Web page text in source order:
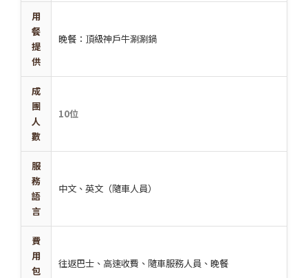
用
餐
提
供
晚餐：頂級神戶牛涮涮鍋
成
團
人
數
10位
服
務
語
言
中文、英文（隨車人員）
費
用
包
往返巴士、高速收費、隨車服務人員、晚餐